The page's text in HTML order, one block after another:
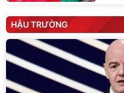
HẬU TRƯỜNG